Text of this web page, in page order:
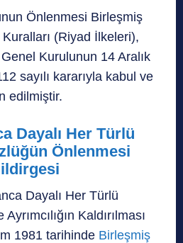
Önlenmesi Birleşmiş
(Riyad İlkeleri),
Kurulunun 14 Aralık
sayılı kararıyla kabul ve
edilmiştir.
Dayalı Her Türlü
Önlenmesi
Dayalı Her Türlü
Kaldırılması
1981 tarihinde Birleşmiş